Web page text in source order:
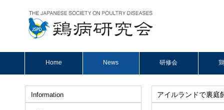
Home News 研修会
アイルランドで裏庭
Information